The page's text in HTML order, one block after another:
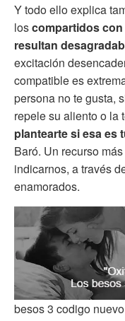
Y todo ello explica
loscompartidos
resultan
excitación
compatible es
persona no te gusta,
repele su aliento o la
plantearte si esa es
Baró. Un recurso
indicarnos, a través
enamorados.
besos 3 codigo nuevo